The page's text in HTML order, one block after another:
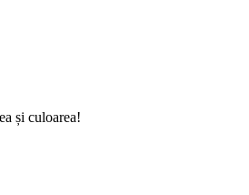
și culoarea!